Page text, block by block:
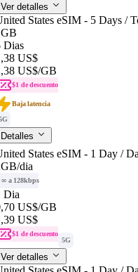
Ver detalles
States eSIM - 5 Days /
Dias
US$
US$/GB
$1 de descuento
Baja latencia
Detalles
States eSIM - 1 Day /
/dia
∞ a 128kbps
Dia
US$/GB
US$
$1 de descuento
5G
Ver detalles